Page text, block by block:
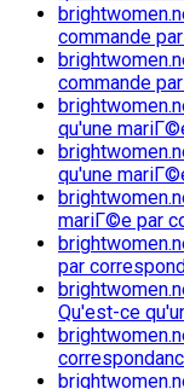
commande
commande
qu'une
qu'une
mariГ©e par
par
Qu'est-ce